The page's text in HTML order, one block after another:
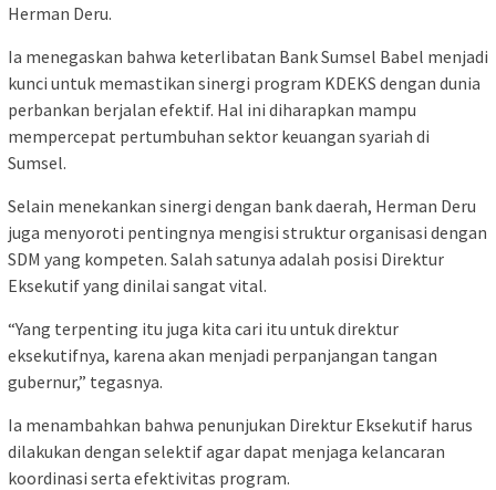
Herman Deru.
Ia menegaskan bahwa keterlibatan Bank Sumsel Babel menjadi
kunci untuk memastikan sinergi program KDEKS dengan dunia
perbankan berjalan efektif. Hal ini diharapkan mampu
mempercepat pertumbuhan sektor keuangan syariah di
Sumsel.
Selain menekankan sinergi dengan bank daerah, Herman Deru
juga menyoroti pentingnya mengisi struktur organisasi dengan
SDM yang kompeten. Salah satunya adalah posisi Direktur
Eksekutif yang dinilai sangat vital.
“Yang terpenting itu juga kita cari itu untuk direktur
eksekutifnya, karena akan menjadi perpanjangan tangan
gubernur,” tegasnya.
Ia menambahkan bahwa penunjukan Direktur Eksekutif harus
dilakukan dengan selektif agar dapat menjaga kelancaran
koordinasi serta efektivitas program.